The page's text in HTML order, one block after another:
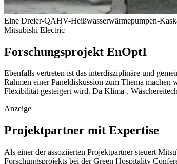
Eine Dreier-QAHV-Heißwasserwärmepumpen-
Mitsubishi Electric
Forschungsprojekt EnOptI
Ebenfalls vertreten ist das interdisziplinäre und
Rahmen einer Paneldiskussion zum Thema
Flexibilität gesteigert wird. Da Klima-,
Anzeige
Projektpartner mit Expertise
Als einer der assoziierten Projektpartner steuert
Forschungsprojekts bei der Green Hospitality